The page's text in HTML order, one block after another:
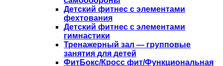
Детский фитнес с элементами
фехтования
Детский фитнес с элементами
гимнастики
Тренажерный зал — групповые
занятия для детей
ФитБокс/Кросс фит/Функциональная